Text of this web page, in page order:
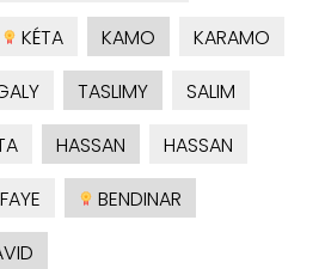
KÉTA KAMO
KARAMO
TASLIMY
SALIM
HASSAN
HASSAN
BENDINAR